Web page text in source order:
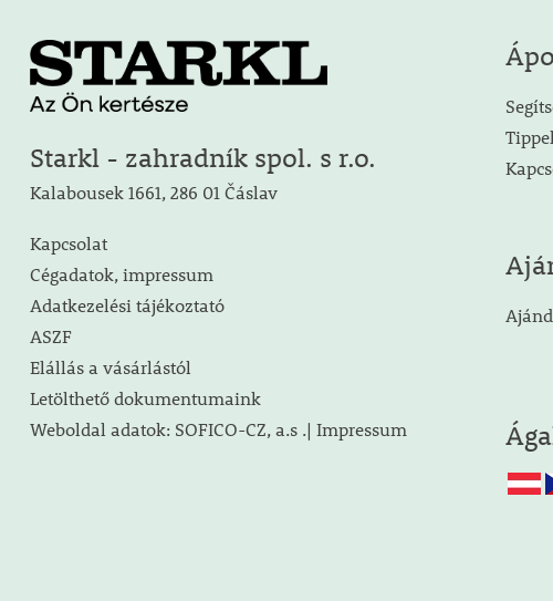
Starkl - zahradník spol. s r.o.
Kalabousek 1661, 286 01 Čáslav
Kapcsolat
Cégadatok, impressum
Adatkezelési tájékoztató
ASZF
Elállás a vásárlástól
Letölthető dokumentumaink
Weboldal adatok: SOFICO-CZ, a.s .| Impressum